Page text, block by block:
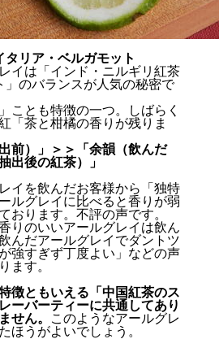
リア・ベルガモット
イは「インド・ニルギリ紅茶
」のバランスが人気の秘密で
ことも特徴の一つ。しばらく
「茶と柑橘の香りが残りま
前）」＞＞「余韻（飲んだ
出後の紅茶）」
イを飲んだお客様から「独特
ルグレイに比べると香りが弱
おります。不評の声です。
りのいいアールグレイは飲ん
んだアールグレイでダントツ
強すぎず丁度よい」などの声
ます。
徴ともいえる「中国紅茶のス
ーバーティーに共通してあり
せん。
このようなアールグレ
ほうがよいでしょう。